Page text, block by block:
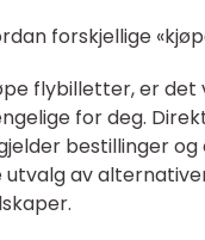
forskjellige
flybilletter, er
for deg.
bestillinger
av